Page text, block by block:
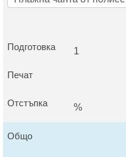
Подготовка
1
Печат
Отстъпка %
Общо